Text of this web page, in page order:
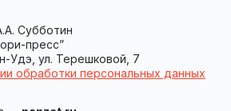
Субботин
пресс”
Удэ, ул. Терешковой, 7
обработки персональных данных